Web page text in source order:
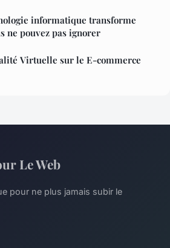
informatique transforme
ne pouvez pas ignorer
Virtuelle sur le E-commerce
Le Web
pour ne plus jamais subir le